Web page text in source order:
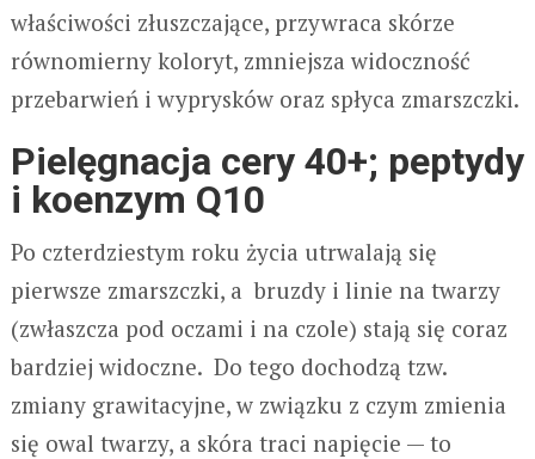
właściwości złuszczające, przywraca skórze
równomierny koloryt, zmniejsza widoczność
przebarwień i wyprysków oraz spłyca zmarszczki.
Pielęgnacja cery 40+; peptydy
i koenzym Q10
Po czterdziestym roku życia utrwalają się
pierwsze zmarszczki, a bruzdy i linie na twarzy
(zwłaszcza pod oczami i na czole) stają się coraz
bardziej widoczne. Do tego dochodzą tzw.
zmiany grawitacyjne, w związku z czym zmienia
się owal twarzy, a skóra traci napięcie — to